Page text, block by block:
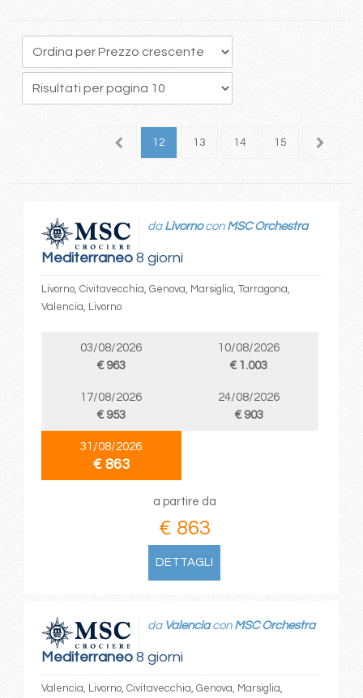
11 12 13 14 15 16
Mediterraneo8 giorni
da Livornocon MSC Orchestra
Livorno, Civitavecchia, Genova, Marsiglia, Tarragona,
Valencia, Livorno
03/08/2026
€ 963
10/08/2026
€ 1.003
17/08/2026
€ 953
24/08/2026
€ 903
31/08/2026
€ 863
a partire da
€ 863
DETTAGLI
Mediterraneo8 giorni
da Valenciacon MSC Orchestra
Valencia, Livorno, Civitavecchia, Genova, Marsiglia,